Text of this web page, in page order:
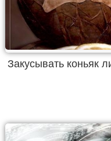
Закусывать коньяк